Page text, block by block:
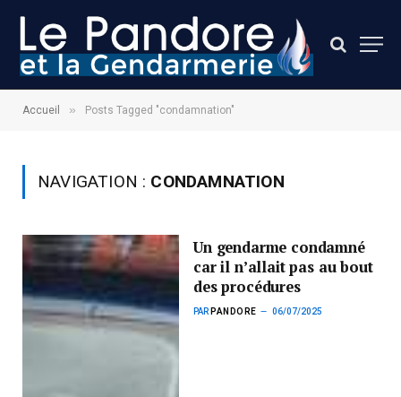
Accueil » Posts Tagged "condamnation"
NAVIGATION : CONDAMNATION
Un gendarme condamné
car il n’allait pas au bout
des procédures
PAR PANDORE 06/07/2025